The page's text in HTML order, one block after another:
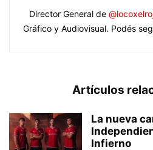
Director General de
Gráfico y Audiovisual. Podés
Artículos
La nueva
Infierno